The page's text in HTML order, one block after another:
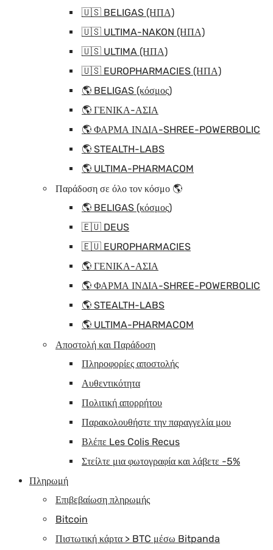
🇺🇸 BELIGAS (ΗΠΑ)
🇺🇸 ULTIMA-NAKON (ΗΠΑ)
🇺🇸 ULTIMA (ΗΠΑ)
🇺🇸 EUROPHARMACIES (ΗΠΑ)
🌎 BELIGAS (κόσμος)
🌎 ΓΕΝΙΚΑ-ΑΣΙΑ
🌎 ΦΑΡΜΑ ΙΝΔΙΑ-SHREE-POWERBOLIC
🌎 STEALTH-LABS
🌎 ULTIMA-PHARMACOM
Παράδοση σε όλο τον κόσμο 🌎
🌎 BELIGAS (κόσμος)
🇪🇺 DEUS
🇪🇺 EUROPHARMACIES
🌎 ΓΕΝΙΚΑ-ΑΣΙΑ
🌎 ΦΑΡΜΑ ΙΝΔΙΑ-SHREE-POWERBOLIC
🌎 STEALTH-LABS
🌎 ULTIMA-PHARMACOM
Αποστολή και Παράδοση
Πληροφορίες αποστολής
Αυθεντικότητα
Πολιτική απορρήτου
Παρακολουθήστε την παραγγελία μου
Βλέπε Les Colis Recus
Στείλτε μια φωτογραφία και λάβετε -5%
Πληρωμή
Επιβεβαίωση πληρωμής
Bitcoin
Πιστωτική κάρτα > BTC μέσω Bitpanda